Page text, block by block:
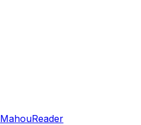
MahouReader